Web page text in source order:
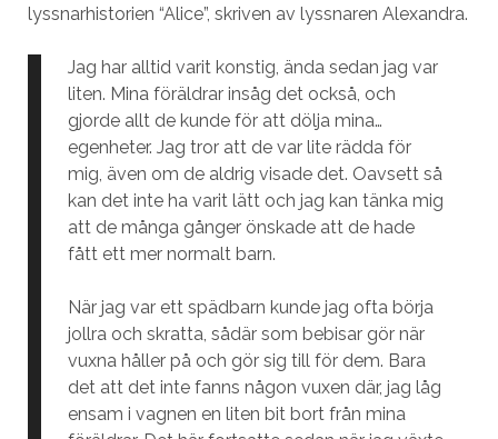
lyssnarhistorien “Alice”, skriven av lyssnaren Alexandra.
Jag har alltid varit konstig, ända sedan jag var
liten. Mina föräldrar insåg det också, och
gjorde allt de kunde för att dölja mina…
egenheter. Jag tror att de var lite rädda för
mig, även om de aldrig visade det. Oavsett så
kan det inte ha varit lätt och jag kan tänka mig
att de många gånger önskade att de hade
fått ett mer normalt barn.
När jag var ett spädbarn kunde jag ofta börja
jollra och skratta, sådär som bebisar gör när
vuxna håller på och gör sig till för dem. Bara
det att det inte fanns någon vuxen där, jag låg
ensam i vagnen en liten bit bort från mina